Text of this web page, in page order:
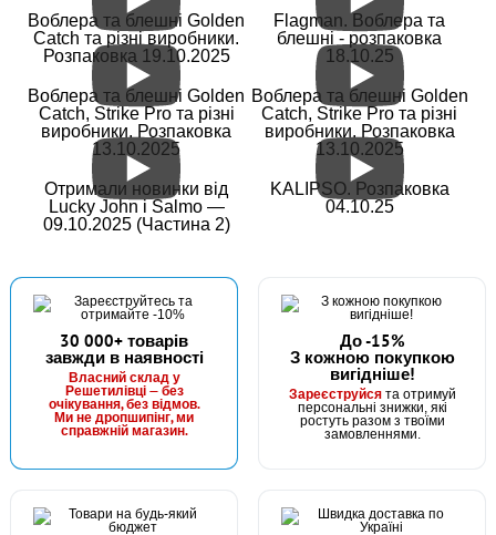
Воблера та блешні Golden
Catch та різні виробники.
Розпаковка 19.10.2025
Flagman. Воблера та
блешні - розпаковка
18.10.25
Воблера та блешні Golden
Catch, Strike Pro та різні
виробники. Розпаковка
13.10.2025
Воблера та блешні Golden
Catch, Strike Pro та різні
виробники. Розпаковка
13.10.2025
Отримали новинки від
Lucky John і Salmo —
09.10.2025 (Частина 2)
KALIPSO. Розпаковка
04.10.25
30 000+ товарів
завжди в наявності
Власний склад у
Решетилівці — без
очікування, без відмов.
Ми не дропшипінг, ми
справжній магазин.
До -15%
З кожною покупкою
вигідніше!
Зареєструйсята отримуй
персональні знижки, які
ростуть разом з твоїми
замовленнями.